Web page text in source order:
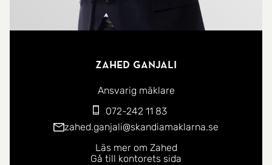
Zahed Ganjali
Ansvarig mäklare
072-242 11 83
zahed.ganjali@skandiamaklarna.se
Läs mer om Zahed
Gå till kontorets sida